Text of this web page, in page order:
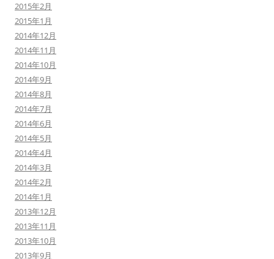
2015年2月
2015年1月
2014年12月
2014年11月
2014年10月
2014年9月
2014年8月
2014年7月
2014年6月
2014年5月
2014年4月
2014年3月
2014年2月
2014年1月
2013年12月
2013年11月
2013年10月
2013年9月